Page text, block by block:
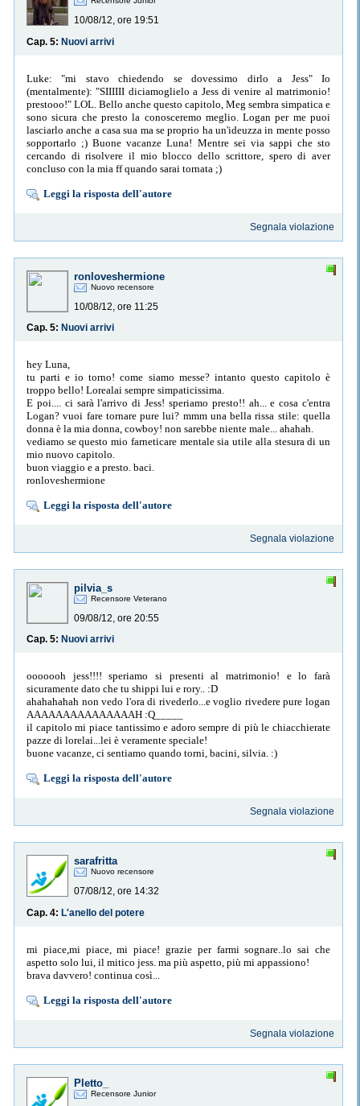
10/08/12, ore 19:51
Cap. 5: Nuovi arrivi
Luke: "mi stavo chiedendo se dovessimo dirlo a Jess" Io
(mentalmente): "SIIIIII diciamoglielo a Jess di venire al matrimonio!
prestooo!" LOL. Bello anche questo capitolo, Meg sembra simpatica e
sono sicura che presto la conosceremo meglio. Logan per me puoi
lasciarlo anche a casa sua ma se proprio ha un'ideuzza in mente posso
sopportarlo ;) Buone vacanze Luna! Mentre sei via sappi che sto
cercando di risolvere il mio blocco dello scrittore, spero di aver
concluso con la mia ff quando sarai tornata ;)
Leggi la risposta dell'autore
Segnala violazione
ronloveshermione
Nuovo recensore
10/08/12, ore 11:25
Cap. 5: Nuovi arrivi
hey Luna,
tu parti e io torno! come siamo messe? intanto questo capitolo è
troppo bello! Lorealai sempre simpaticissima.
E poi.... ci sarà l'arrivo di Jess! speriamo presto!! ah... e cosa c'entra
Logan? vuoi fare tornare pure lui? mmm una bella rissa stile: quella
donna è la mia donna, cowboy! non sarebbe niente male... ahahah.
vediamo se questo mio farneticare mentale sia utile alla stesura di un
mio nuovo capitolo.
buon viaggio e a presto. baci.
ronloveshermione
Leggi la risposta dell'autore
Segnala violazione
pilvia_s
Recensore Veterano
09/08/12, ore 20:55
Cap. 5: Nuovi arrivi
ooooooh jess!!!! speriamo si presenti al matrimonio! e lo farà
sicuramente dato che tu shippi lui e rory.. :D
ahahahahah non vedo l'ora di rivederlo...e voglio rivedere pure logan
AAAAAAAAAAAAAAAH :Q_____
il capitolo mi piace tantissimo e adoro sempre di più le chiacchierate
pazze di lorelai...lei è veramente speciale!
buone vacanze, ci sentiamo quando torni, bacini, silvia. :)
Leggi la risposta dell'autore
Segnala violazione
sarafritta
Nuovo recensore
07/08/12, ore 14:32
Cap. 4: L'anello del potere
mi piace,mi piace, mi piace! grazie per farmi sognare..lo sai che
aspetto solo lui, il mitico jess. ma più aspetto, più mi appassiono!
brava davvero! continua così...
Leggi la risposta dell'autore
Segnala violazione
Pletto_
Recensore Junior